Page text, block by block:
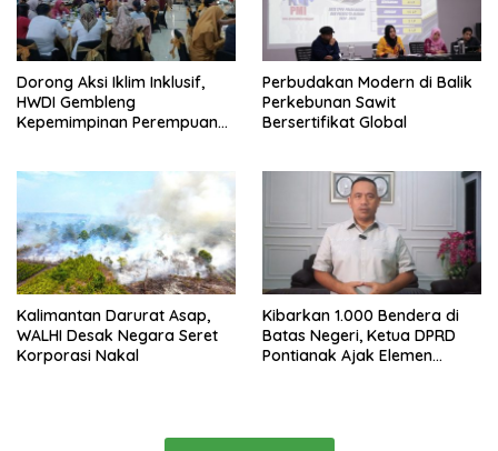
Dorong Aksi Iklim Inklusif,
HWDI Gembleng
Kepemimpinan Perempuan
Perbudakan Modern di Balik
Perkebunan Sawit
Bersertifikat Global
Kalimantan Darurat Asap,
WALHI Desak Negara Seret
Korporasi Nakal
Kibarkan 1.000 Bendera di
Batas Negeri, Ketua DPRD
Pontianak Ajak Elemen